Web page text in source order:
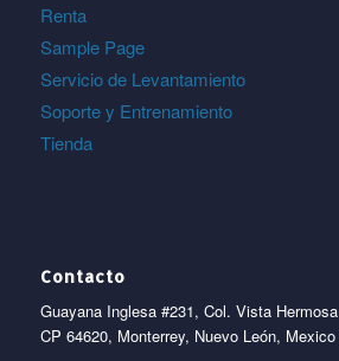
Renta
Sample Page
Servicio de Levantamiento
Soporte y Entrenamiento
Tienda
Contacto
Guayana Inglesa #231, Col. Vista Hermosa
CP 64620, Monterrey, Nuevo León, Mexico